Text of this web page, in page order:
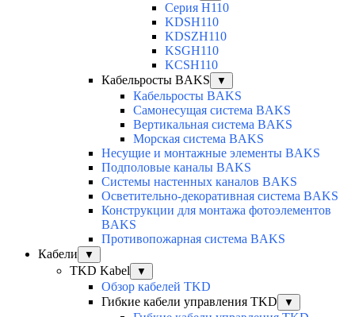
Серия H110
KDSH110
KDSZH110
KSGH110
KCSH110
Кабельросты BAKS
▼
Кабельросты BAKS
Самонесущая система BAKS
Вертикальная система BAKS
Морская система BAKS
Несущие и монтажные элементы BAKS
Подполовые каналы BAKS
Системы настенных каналов BAKS
Осветительно-декоративная система BAKS
Конструкции для монтажа фотоэлементов
BAKS
Противопожарная система BAKS
Кабели
▼
TKD Kabel ▼
Обзор кабелей TKD
Гибкие кабели управления TKD
▼